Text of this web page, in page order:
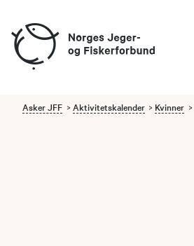
Asker JFF Aktivitetskalender Kvinner